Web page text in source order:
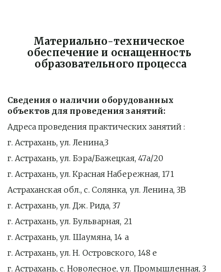
Материально-техническое
обеспечение и оснащенность
образовательного процесса
Сведения о наличии оборудованных
объектов для проведения занятий:
Адреса проведения практических занятий :
г. Астрахань, ул. Ленина,3
г. Астрахань, ул. Бэра/Бажецкая, 47а/20
г. Астрахань, ул. Красная Набережная, 171
Астраханская обл., с. Солянка, ул. Ленина, 3В
г. Астрахань, ул. Дж. Рида, 37
г. Астрахань, ул. Бульварная, 21
г. Астрахань, ул. Шаумяна, 14 а
г. Астрахань, ул. Н. Островского, 148 е
г. Астрахань, с. Новолесное, ул. Промышленная, 3